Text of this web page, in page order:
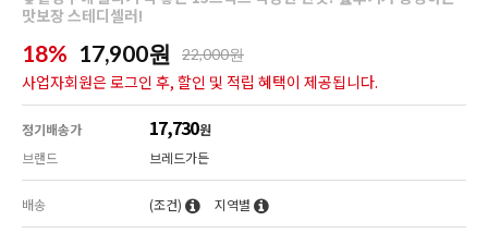
맛보장 스테디셀러!
18% 17,900원 22,000원
사업자회원은 로그인 후, 할인 및 적립 혜택이 제공됩니다.
정기배송가 17,730원
브랜드
브레드가든
배송 (조건) 지역별